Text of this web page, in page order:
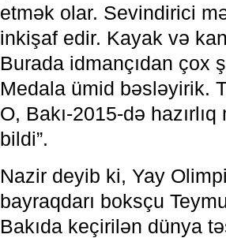
etmək olar. Sevindirici
inkişaf edir. Kayak və
Burada idmançıdan çox
Medala ümid bəsləyirik.
O, Bakı-2015-də
bildi”.
Nazir deyib ki, Yay
bayraqdarı boksçu
Bakıda keçirilən dünya